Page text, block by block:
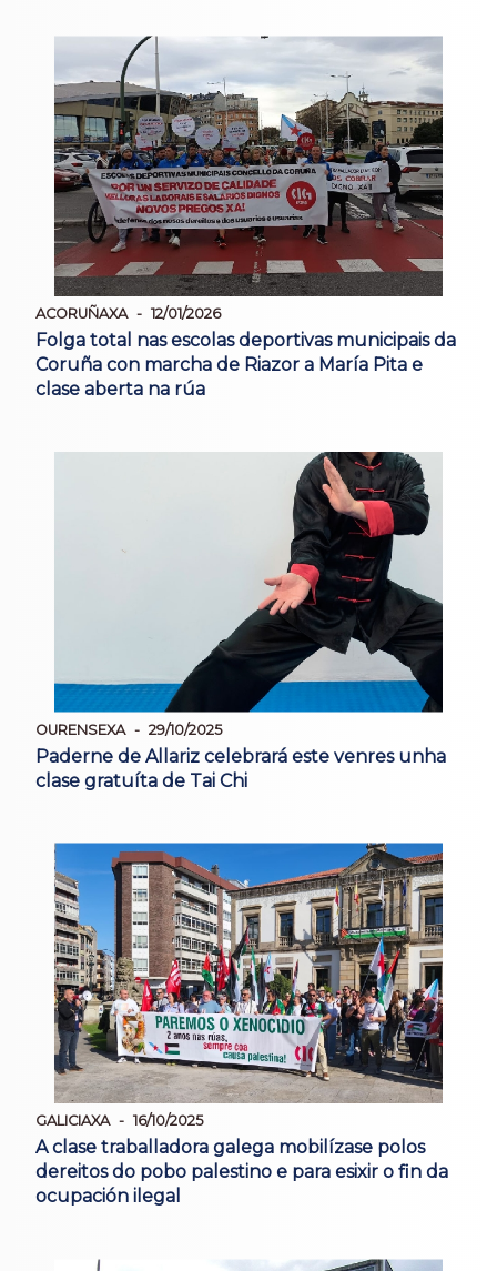
ACORUÑAXA 12/01/2026
Folga total nas escolas deportivas municipais da
Coruña con marcha de Riazor a María Pita e
clase aberta na rúa
OURENSEXA 29/10/2025
Paderne de Allariz celebrará este venres unha
clase gratuíta de Tai Chi
GALICIAXA 16/10/2025
A clase traballadora galega mobilízase polos
dereitos do pobo palestino e para esixir o fin da
ocupación ilegal